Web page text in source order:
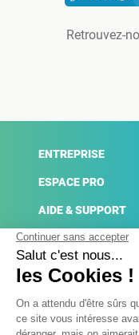
Retrouvez-
ENTREPRISE
ESPACE PRO
AIDE & SUPPORT
ACTUALITÉS